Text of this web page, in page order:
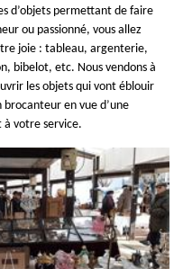
d’objets permettant de faire
ou passionné, vous allez
joie : tableau, argenterie,
bibelot, etc. Nous vendons à
les objets qui vont éblouir
en vue d’une
à votre service.